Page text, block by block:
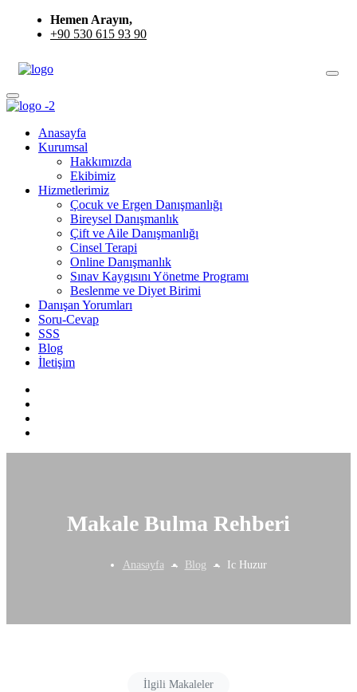
Hemen Arayın,
+90 530 615 93 90
Anasayfa
Kurumsal
Hakkımızda
Ekibimiz
Hizmetlerimiz
Çocuk ve Ergen Danışmanlığı
Bireysel Danışmanlık
Çift ve Aile Danışmanlığı
Cinsel Terapi
Online Danışmanlık
Sınav Kaygısını Yönetme Programı
Beslenme ve Diyet Birimi
Danışan Yorumları
Soru-Cevap
SSS
Blog
İletişim
Makale Bulma Rehberi
Anasayfa Blog Ic Huzur
İlgili Makaleler